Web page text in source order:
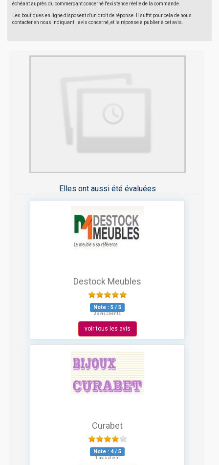
échéant auprès du commerçant concerné l'existence réelle de la commande.
Les boutiques en ligne disposent d'un droit de réponse. Il suffit pour cela de nous
contacter en nous indiquant l'avis concerné, et la réponse à publier à cet avis.
Elles ont aussi été évaluées
Destock Meubles
Note : 5 / 5
3 avis clients
voir tous les avis
Curabet
Note : 4/ 5
1 avis client